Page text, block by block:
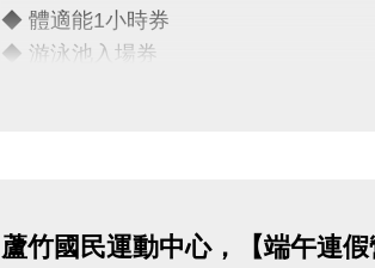
◆ 體適能1小時券
◆ 游泳池入場券
-洽詢專線：03-2639066 #111
蘆竹國民運動中心，【端午連假